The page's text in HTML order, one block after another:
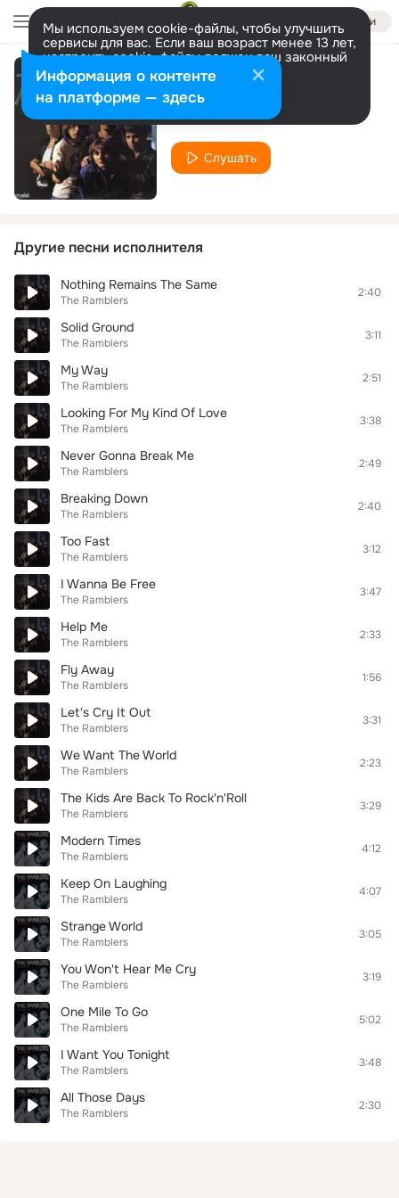
Войти
Мы используем cookie-файлы, чтобы улучшить
сервисы для вас. Если ваш возраст менее 13 лет,
настроить cookie-файлы должен ваш законный
представитель. Больше информации
Разрешить все Настроить
Streetheat
The Ramblers
Слушать
Другие песни исполнителя
Nothing Remains The Same
The Ramblers
2:40
Solid Ground
The Ramblers
3:11
My Way
The Ramblers
2:51
Looking For My Kind Of Love
The Ramblers
3:38
Never Gonna Break Me
The Ramblers
2:49
Breaking Down
The Ramblers
2:40
Too Fast
The Ramblers
3:12
I Wanna Be Free
The Ramblers
3:47
Help Me
The Ramblers
2:33
Fly Away
The Ramblers
1:56
Let's Cry It Out
The Ramblers
3:31
We Want The World
The Ramblers
2:23
The Kids Are Back To Rock'n'Roll
The Ramblers
3:29
Modern Times
The Ramblers
4:12
Keep On Laughing
The Ramblers
4:07
Strange World
The Ramblers
3:05
You Won't Hear Me Cry
The Ramblers
3:19
One Mile To Go
The Ramblers
5:02
I Want You Tonight
The Ramblers
3:48
All Those Days
The Ramblers
2:30
Информация о контенте
на платформе — здесь